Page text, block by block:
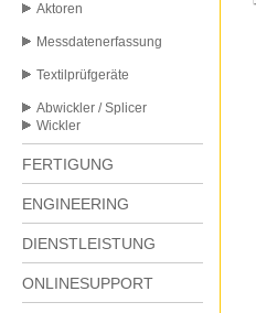
Aktoren
Messdatenerfassung
Textilprüfgeräte
Abwickler / Splicer
Wickler
FERTIGUNG
ENGINEERING
DIENSTLEISTUNG
ONLINESUPPORT